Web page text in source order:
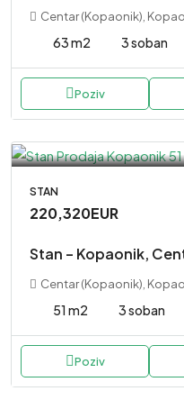
Centar (Kopaonik),
63 m2 3 soban
Poziv
STAN
220,320EUR
Stan – Kopaonik,
Centar (Kopaonik),
51 m2 3 soban
Poziv